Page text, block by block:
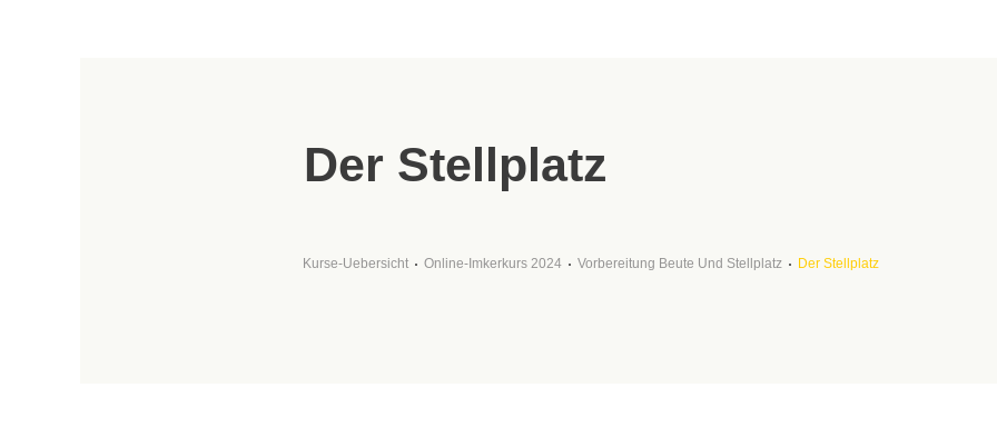
Der Stellplatz
Kurse-Uebersicht Online-Imkerkurs 2024 Vorbereitung Beute Und Stellplatz Der Stellplatz